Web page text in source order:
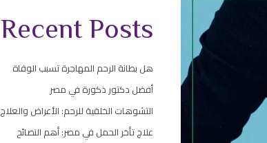
Recent Posts
هل بطانة الرحم المهاجرة تسبب الوفاة
أفضل دكتور ذكورة في مصر
التشوهات الخلقية للرحم: الأعراض والعلاج
علاج تأخر الحمل في مصر: أهم النصائح